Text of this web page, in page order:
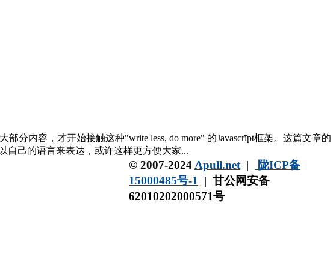
分内容，才开始接触这种"write less, do more" 的Javascrīpt框架。这篇文章的
自己的语言来表达，或许这样更方便大家...
© 2007-2024 Apull.net |
陇ICP备
15000485号-1
| 甘公网安备
62010202000571号